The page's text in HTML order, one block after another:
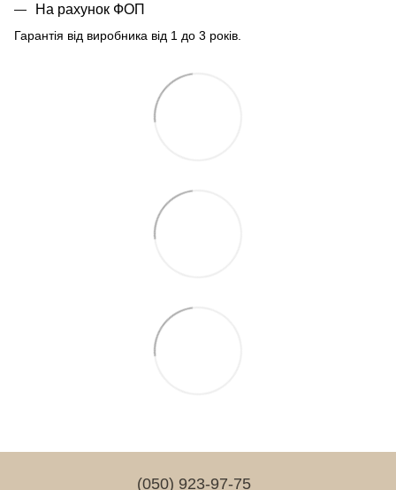
На рахунок ФОП
Гарантія від виробника від 1 до 3 років.
(050) 923-97-75